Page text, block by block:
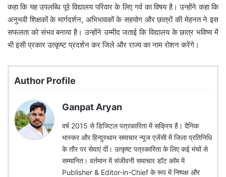
कहा कि यह उपलब्धि पूरे विद्यालय परिवार के लिए गर्व का विषय है। उन्होंने कहा कि
अनुभवी शिक्षकों के मार्गदर्शन, अभिभावकों के सहयोग और छात्रों की मेहनत ने इस
सफलता को संभव बनाया है। उन्होंने उम्मीद जताई कि विद्यालय के छात्र भविष्य में
भी इसी प्रकार उत्कृष्ट प्रदर्शन कर जिले और राज्य का नाम रोशन करेंगे।
Author Profile
Ganpat Aryan
वर्ष 2015 से डिजिटल पत्रकारिता में सक्रिय है। दैनिक
भास्कर और हिन्दुस्थान समाचार न्यूज एजेंसी में जिला प्रतिनिधि
के तौर पर सेवाएं दीं। उत्कृष्ट पत्रकारिता के लिए कई मंचों से
सम्मानित। वर्तमान में संजीवनी समाचार डॉट कॉम में
Publisher & Editor-in-Chief के रूप में निष्पक्ष और